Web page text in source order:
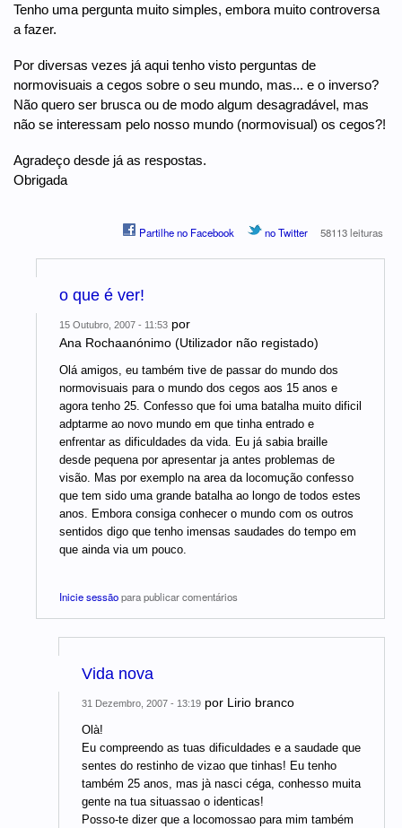
Tenho uma pergunta muito simples, embora muito controversa
a fazer.
Por diversas vezes já aqui tenho visto perguntas de
normovisuais a cegos sobre o seu mundo, mas... e o inverso?
Não quero ser brusca ou de modo algum desagradável, mas
não se interessam pelo nosso mundo (normovisual) os cegos?!
Agradeço desde já as respostas.
Obrigada
Partilhe no Facebook no Twitter 58113 leituras
o que é ver!
15 Outubro, 2007 - 11:53 por
Ana Rochaanónimo (Utilizador não registado)
Olá amigos, eu também tive de passar do mundo dos
normovisuais para o mundo dos cegos aos 15 anos e
agora tenho 25. Confesso que foi uma batalha muito dificil
adptarme ao novo mundo em que tinha entrado e
enfrentar as dificuldades da vida. Eu já sabia braille
desde pequena por apresentar ja antes problemas de
visão. Mas por exemplo na area da locomução confesso
que tem sido uma grande batalha ao longo de todos estes
anos. Embora consiga conhecer o mundo com os outros
sentidos digo que tenho imensas saudades do tempo em
que ainda via um pouco.
Inicie sessãopara publicar comentários
Vida nova
31 Dezembro, 2007 - 13:19 por Lirio branco
Olà!
Eu compreendo as tuas dificuldades e a saudade que
sentes do restinho de vizao que tinhas! Eu tenho
também 25 anos, mas jà nasci céga, conhesso muita
gente na tua situassao o identicas!
Posso-te dizer que a locomossao para mim também